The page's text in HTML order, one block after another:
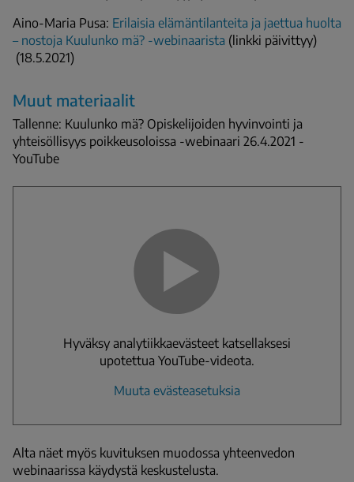
Aino-Maria Pusa: Erilaisia elämäntilanteita ja jaettua huolta
– nostoja Kuulunko mä? -webinaarista (linkki päivittyy)
(18.5.2021)
Muut materiaalit
Tallenne: Kuulunko mä? Opiskelijoiden hyvinvointi ja
yhteisöllisyys poikkeusoloissa -webinaari 26.4.2021 -
YouTube
Hyväksy analytiikkaevästeet katsellaksesi
upotettua YouTube-videota.
Muuta evästeasetuksia
Alta näet myös kuvituksen muodossa yhteenvedon
webinaarissa käydystä keskustelusta.